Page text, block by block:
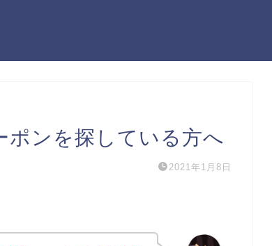
ポンを探している方へ
2021年1月8日